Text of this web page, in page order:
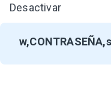
Desactivar